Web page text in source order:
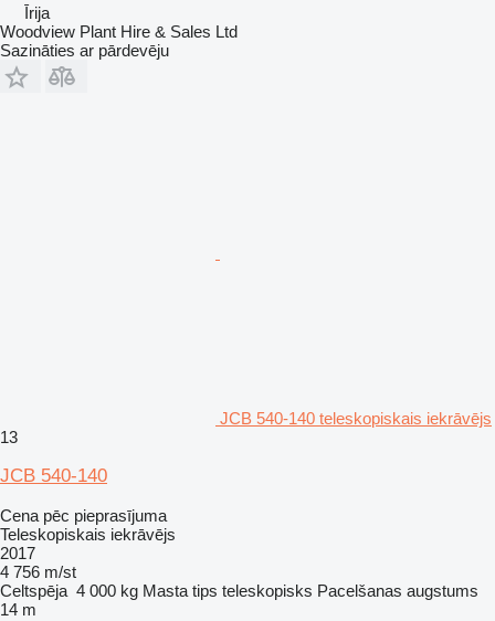
Īrija
Woodview Plant Hire & Sales Ltd
Sazināties ar pārdevēju
JCB 540-140 teleskopiskais iekrāvējs
13
JCB 540-140
Cena pēc pieprasījuma
Teleskopiskais iekrāvējs
2017
4 756 m/st
Celtspēja 4 000 kg Masta tips teleskopisks Pacelšanas augstums
14 m